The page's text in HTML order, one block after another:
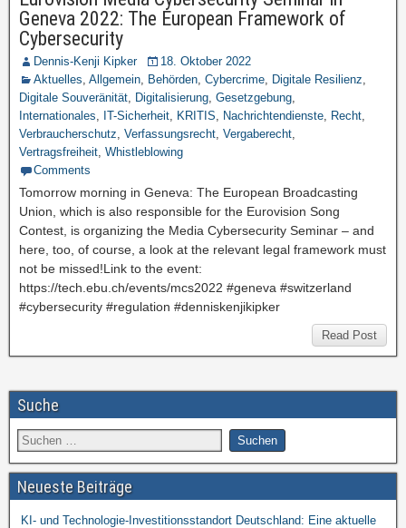
Geneva 2022: The European Framework of
Cybersecurity
Dennis-Kenji Kipker
18. Oktober 2022
Aktuelles, Allgemein, Behörden, Cybercrime, Digitale Resilienz,
Digitale Souveränität, Digitalisierung, Gesetzgebung,
Internationales, IT-Sicherheit, KRITIS, Nachrichtendienste, Recht,
Verbraucherschutz, Verfassungsrecht, Vergaberecht,
Vertragsfreiheit, Whistleblowing
Comments
Tomorrow morning in Geneva: The European Broadcasting
Union, which is also responsible for the Eurovision Song
Contest, is organizing the Media Cybersecurity Seminar – and
here, too, of course, a look at the relevant legal framework must
not be missed!Link to the event:
https://tech.ebu.ch/events/mcs2022 #geneva #switzerland
#cybersecurity #regulation #denniskenjikipker
Read Post
Suche
Neueste Beiträge
KI- und Technologie-Investitionsstandort Deutschland: Eine aktuelle